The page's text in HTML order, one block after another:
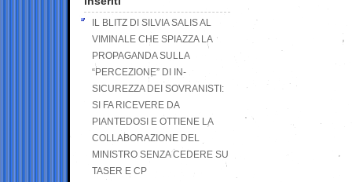
IL BLITZ DI SILVIA SALIS AL
VIMINALE CHE SPIAZZA LA
PROPAGANDA SULLA
“PERCEZIONE” DI IN-
SICUREZZA DEI SOVRANISTI:
SI FA RICEVERE DA
PIANTEDOSI E OTTIENE LA
COLLABORAZIONE DEL
MINISTRO SENZA CEDERE SU
TASER E CP